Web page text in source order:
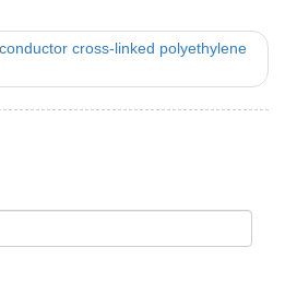
cross-linked polyethylene